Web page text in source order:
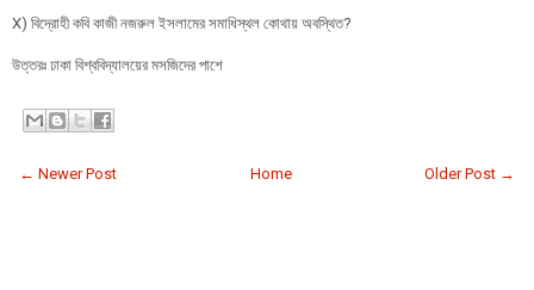
X) বিদ্রোহী কবি কাজী নজরুল ইসলামের সমাধিস্থল কোথায় অবস্থিত?
উত্তরঃ ঢাকা বিশ্ববিদ্যালয়ের মসজিদের পাশে
← Newer Post Older Post →
Home